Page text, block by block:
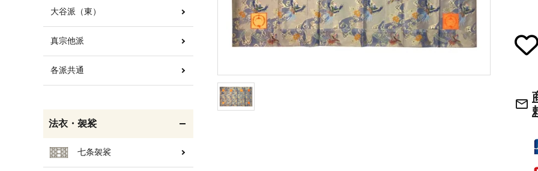
草履・はきもの
法衣かばん・
ご法要用品・箱類
mail_outline
大谷派（東）
真宗他派
各派共通
法衣・袈裟
七条袈裟